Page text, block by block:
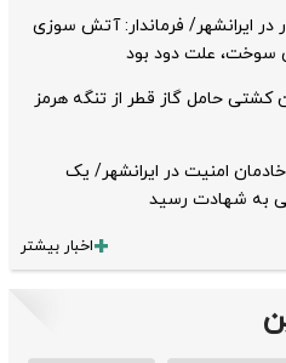
در ایرانشهر/ فرماندار: آتش سوزی
سوخت، علت دود بود
کشتی حامل گاز قطر از تنگه هرمز
خادمان امنیت در ایرانشهر/ یک
به شهادت رسید
اخبار بیشتر